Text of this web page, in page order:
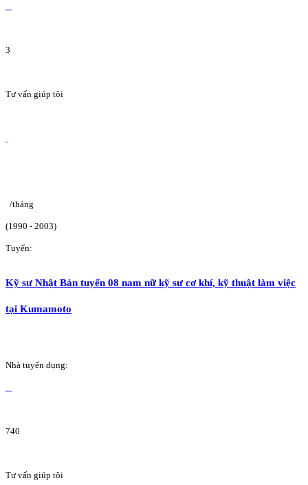
3
Tư vấn giúp tôi
/tháng
(1990 - 2003)
Tuyển:
Kỹ sư Nhật Bản tuyển 08 nam nữ kỹ sư cơ khí, kỹ thuật làm việc
tại Kumamoto
Nhà tuyển dụng:
740
Tư vấn giúp tôi